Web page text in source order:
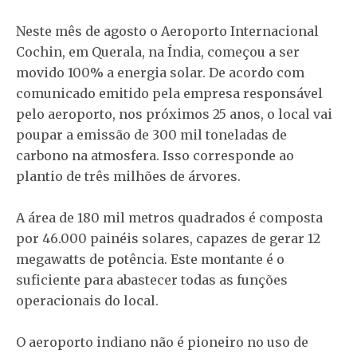
Neste mês de agosto o Aeroporto Internacional
Cochin, em Querala, na Índia, começou a ser
movido 100% a energia solar. De acordo com
comunicado emitido pela empresa responsável
pelo aeroporto, nos próximos 25 anos, o local vai
poupar a emissão de 300 mil toneladas de
carbono na atmosfera. Isso corresponde ao
plantio de três milhões de árvores.
A área de 180 mil metros quadrados é composta
por 46.000 painéis solares, capazes de gerar 12
megawatts de potência. Este montante é o
suficiente para abastecer todas as funções
operacionais do local.
O aeroporto indiano não é pioneiro no uso de